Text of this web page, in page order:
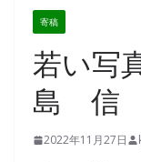
寄稿
若い写
島 信
2022年11月27日